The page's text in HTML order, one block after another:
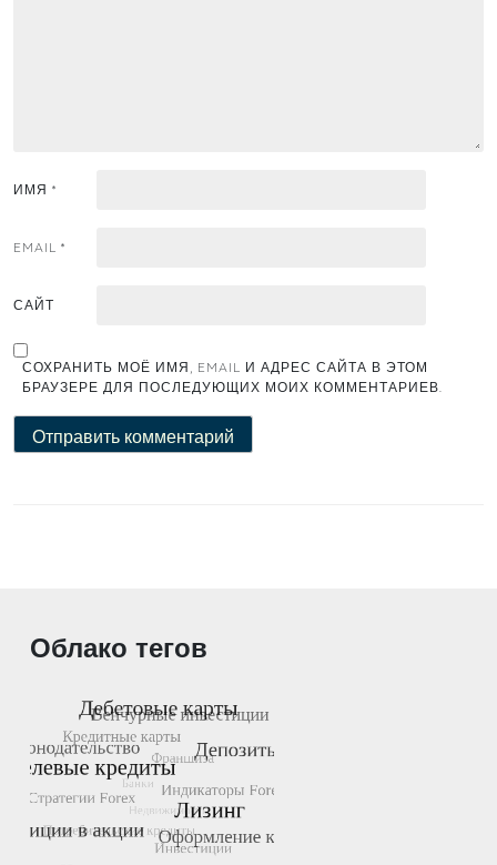
ИМЯ *
EMAIL *
САЙТ
СОХРАНИТЬ МОЁ ИМЯ, EMAIL И АДРЕС САЙТА В ЭТОМ
БРАУЗЕРЕ ДЛЯ ПОСЛЕДУЮЩИХ МОИХ КОММЕНТАРИЕВ.
Облако тегов